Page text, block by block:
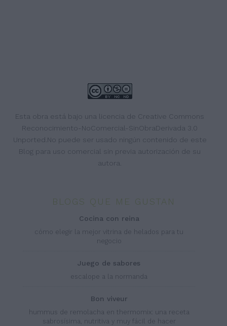
Esta obra está bajo una licencia de Creative Commons
Reconocimiento-NoComercial-SinObraDerivada 3.0
Unported .No puede ser usado ningún contenido de este
Blog para uso comercial sin previa autorización de su
autora.
BLOGS QUE ME GUSTAN
cocina con reina
cómo elegir la mejor vitrina de helados para tu
negocio
juego de sabores
escalope a la normanda
bon viveur
hummus de remolacha en thermomix: una receta
sabrosísima, nutritiva y muy fácil de hacer